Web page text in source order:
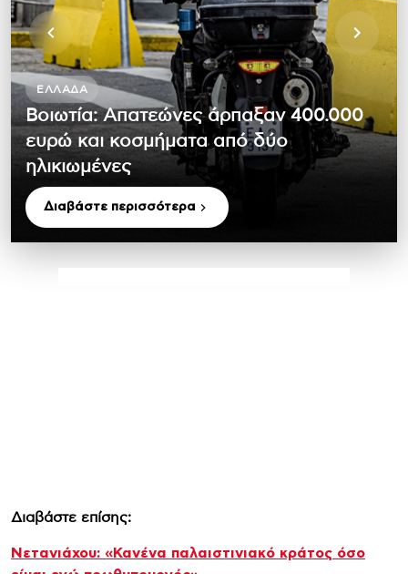
ΕΛΛΆΔΑ
Βοιωτία: Απατεώνες άρπαξαν 400.000
ευρώ και κοσμήματα από δύο
ηλικιωμένες
Διαβάστε περισσότερα
Διαβάστε επίσης:
Νετανιάχου: «Κανένα παλαιστινιακό κράτος όσο